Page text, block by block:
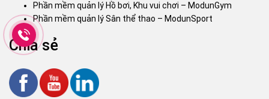
Phần mềm quản lý Hồ bơi, Khu vui chơi – ModunGym
Phần mềm quản lý Sân thể thao – ModunSport
Chia sẻ